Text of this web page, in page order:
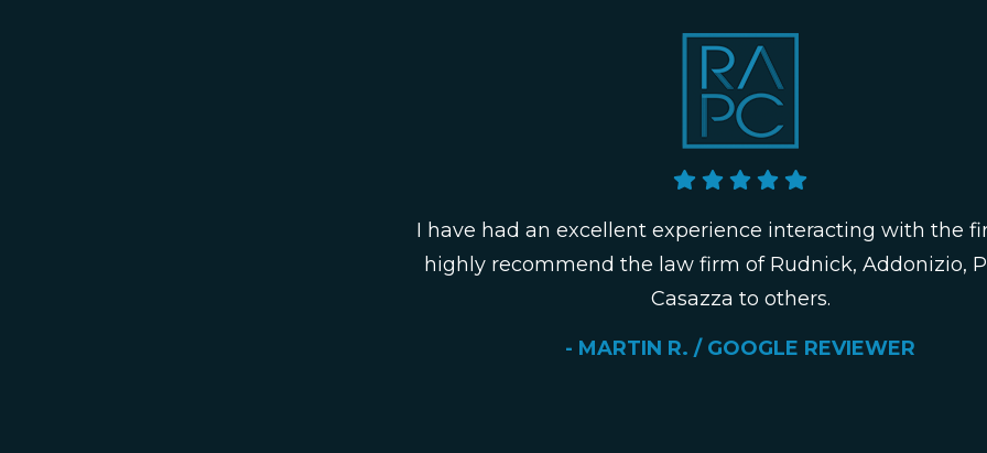
I have had an excellent experience interacting with the
highly recommend the law firm of Rudnick, Addonizio,
Casazza to others.
- MARTIN R. / GOOGLE REVIEWER